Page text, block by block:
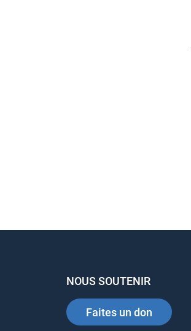
NOUS SOUTENIR
Faites un don